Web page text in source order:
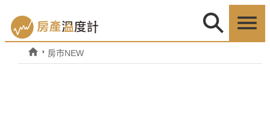
房市NEW